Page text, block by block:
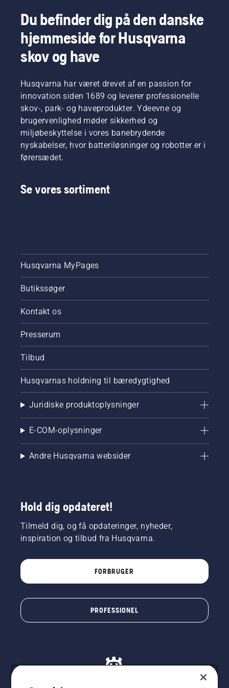
batterier
helt nyt
niveau",
siger
Svennung,
produktchef
for
håndholdt
elektrisk
udstyr
og
mere
nedenfor
om,
hvad du
du køber
en
hækkeklipper.
Du befinder dig på den danske
hjemmeside for Husqvarna
skov og have
Husqvarna har været drevet af en passion for
innovation siden 1689 og leverer professionelle
skov-, park- og haveprodukter. Ydeevne og
brugervenlighed møder sikkerhed og
miljøbeskyttelse i vores banebrydende
nyskabelser, hvor batteriløsninger og robotter er i
førersædet.
Se vores sortiment
Husqvarna MyPages
Butikssøger
Kontakt os
Presserum
Tilbud
Husqvarnas holdning til bæredygtighed
Juridiske produktoplysninger
E-COM-oplysninger
Andre Husqvarna websider
Hold dig opdateret!
Tilmeld dig, og få opdateringer, nyheder,
inspiration og tilbud fra Husqvarna.
FORBRUGER
PROFESSIONEL